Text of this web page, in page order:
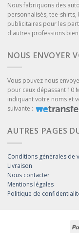
Nous fabriquons des
personnalisés, tee-
publicitaires pour les
d'autres professions
NOUS ENVOYER
Vous pouvez nous
pour ceux dépassant 10
indiquant votre noms et
suivante :
AUTRES PAGES
Conditions générales de
Livraison
Nous contacter
Mentions légales
Politique de